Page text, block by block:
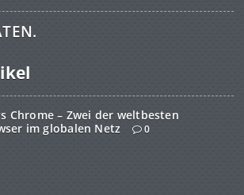
Chrome – Zwei der weltbesten
im globalen Netz
0